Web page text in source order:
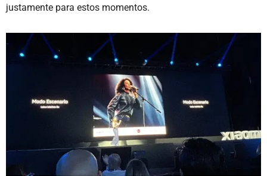
justamente para estos momentos.